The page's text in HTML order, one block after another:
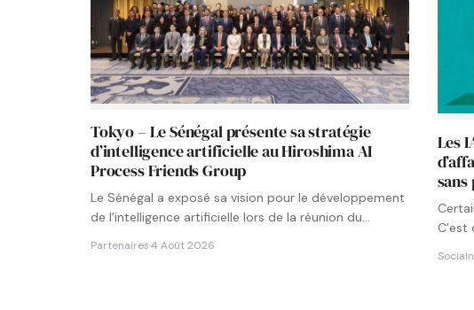
Tokyo – Le Sénégal présente sa stratégie
d’intelligence artificielle au Hiroshima AI
Process Friends Group
Le Sénégal a exposé sa vision pour le développement
de l’intelligence artificielle lors de la réunion du
Partenaires·4 Août 2026
Les